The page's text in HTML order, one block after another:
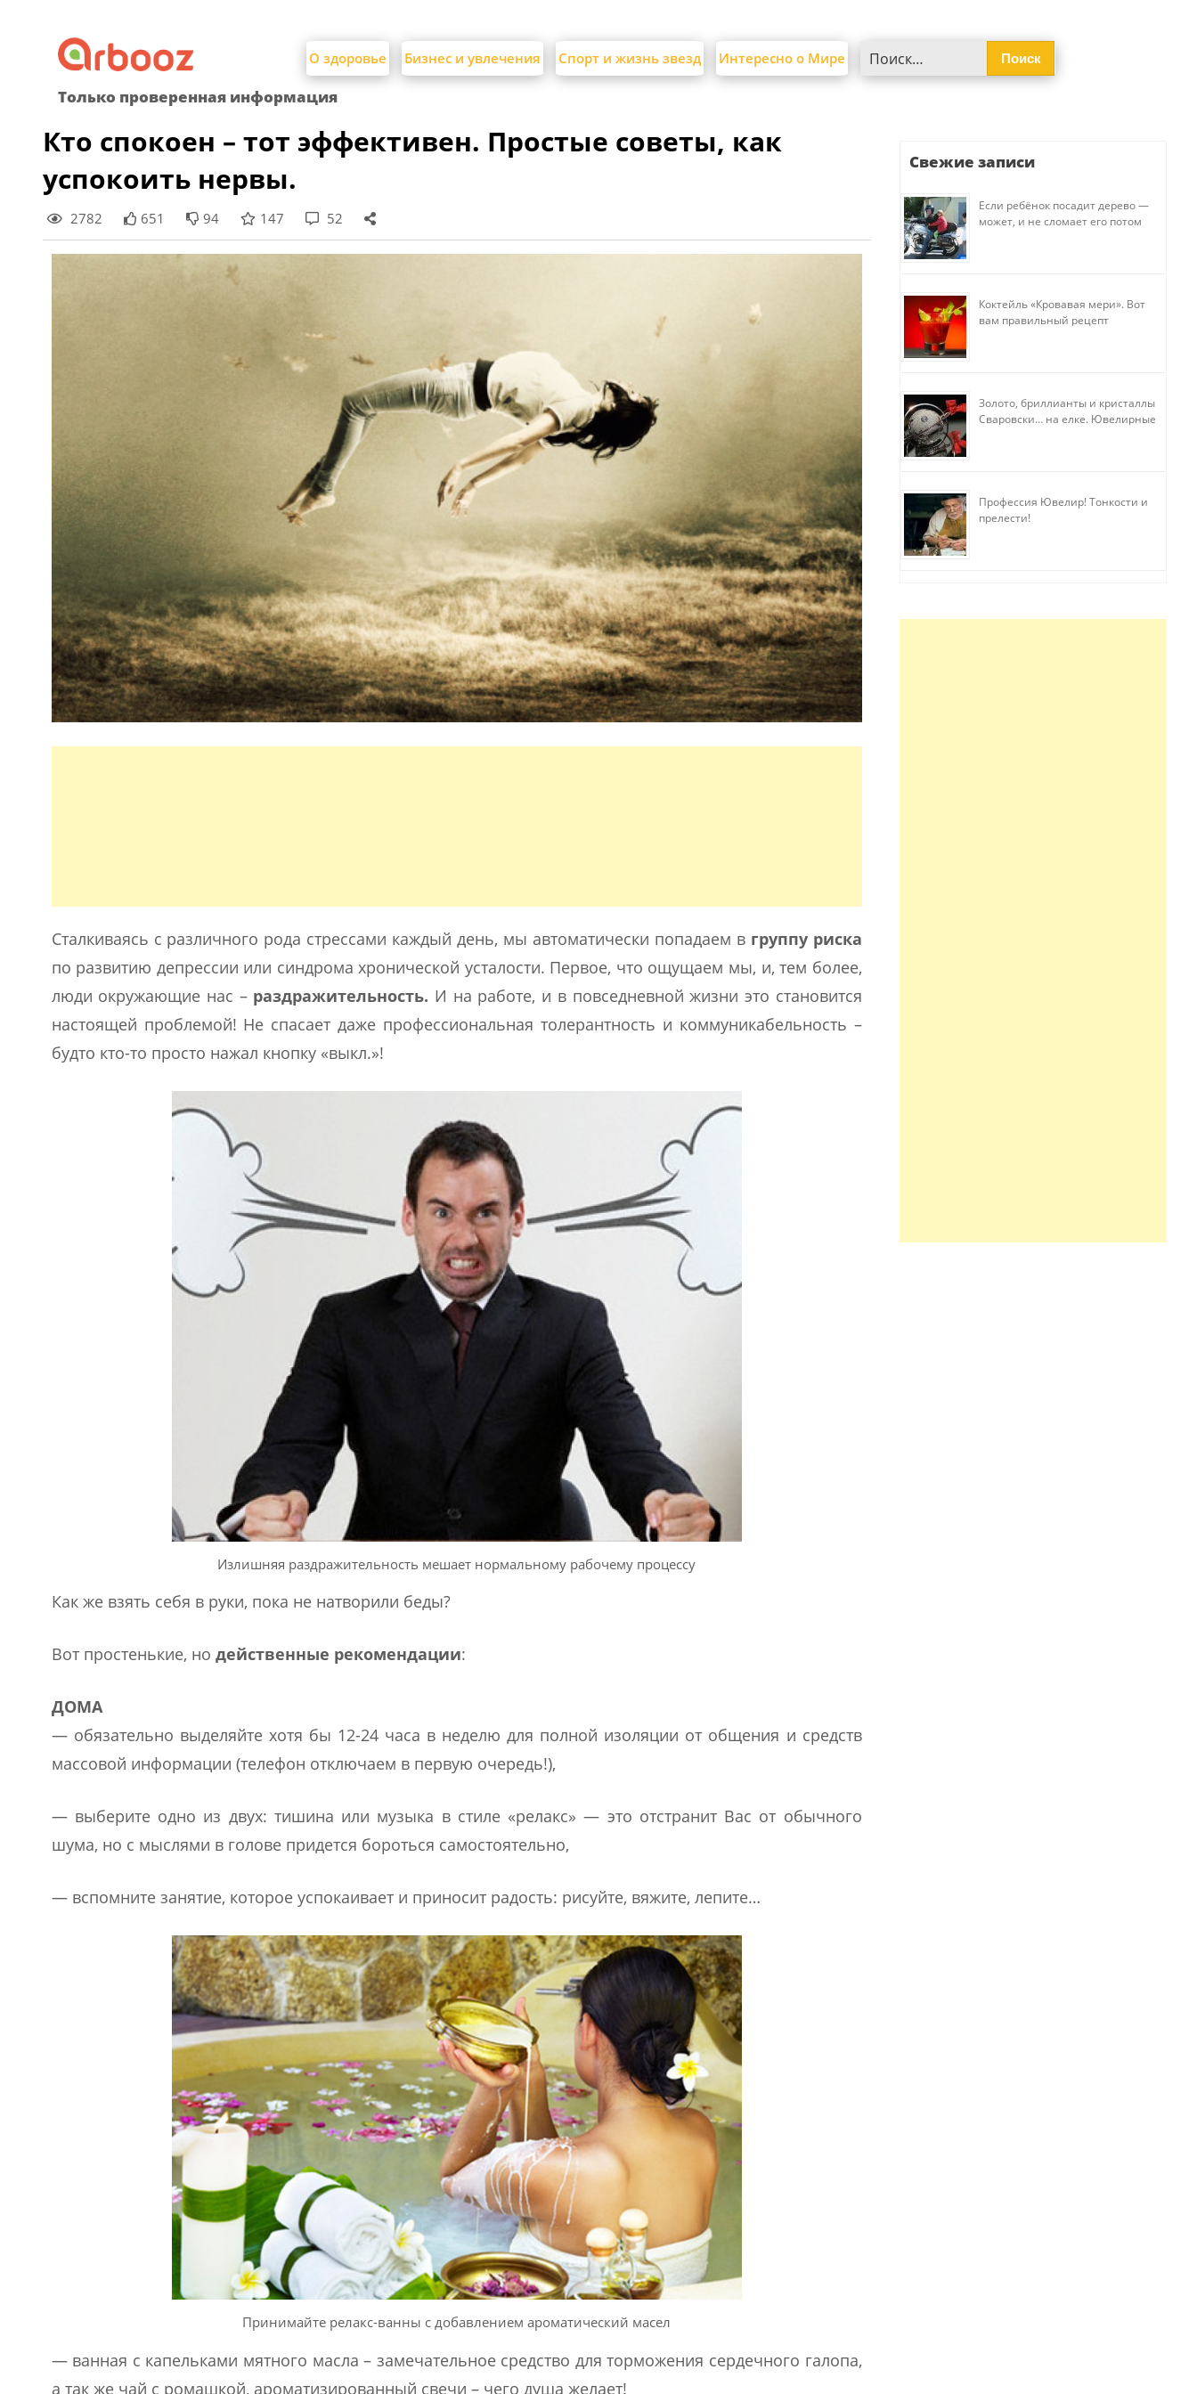
content
О здоровье Бизнес и увлечения Спорт и жизнь звезд Интересно о Мире
Только проверенная информация
Кто спокоен – тот эффективен. Простые советы, как
успокоить нервы.
2782 651 94 147 52
Сталкиваясь с различного рода стрессами каждый день, мы автоматически попадаем в группу риска
по развитию депрессии или синдрома хронической усталости. Первое, что ощущаем мы, и, тем более,
люди окружающие нас – раздражительность. И на работе, и в повседневной жизни это становится
настоящей проблемой! Не спасает даже профессиональная толерантность и коммуникабельность –
будто кто-то просто нажал кнопку «выкл.»!
Излишняя раздражительность мешает нормальному рабочему процессу
Как же взять себя в руки, пока не натворили беды?
Вот простенькие, но действенные рекомендации:
ДОМА
— обязательно выделяйте хотя бы 12-24 часа в неделю для полной изоляции от общения и средств
массовой информации (телефон отключаем в первую очередь!),
— выберите одно из двух: тишина или музыка в стиле «релакс» — это отстранит Вас от обычного
шума, но с мыслями в голове придется бороться самостоятельно,
— вспомните занятие, которое успокаивает и приносит радость: рисуйте, вяжите, лепите…
Принимайте релакс-ванны с добавлением ароматический масел
— ванная с капельками мятного масла – замечательное средство для торможения сердечного галопа,
а так же чай с ромашкой, ароматизированный свечи – чего душа желает!
Свежие записи
Если ребёнок посадит дерево —
может, и не сломает его потом
Коктейль «Кровавая мери». Вот
вам правильный рецепт
Золото, бриллианты и кристаллы
Сваровски… на елке. Ювелирные
Профессия Ювелир! Тонкости и
прелести!